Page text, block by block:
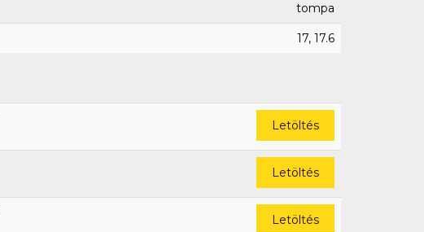
tompa
17, 17.6
Letöltés
Letöltés
Letöltés